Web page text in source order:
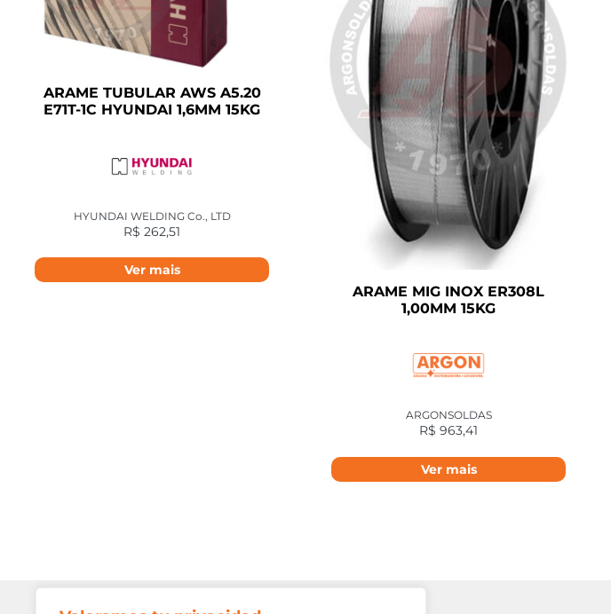
ARAME TUBULAR AWS A5.20
E71T-1C HYUNDAI 1,6MM 15KG
HYUNDAI WELDING Co., LTD
R$ 262,51
Ver mais
ARAME MIG INOX ER308L
1,00MM 15KG
ARGONSOLDAS
R$ 963,41
Ver mais